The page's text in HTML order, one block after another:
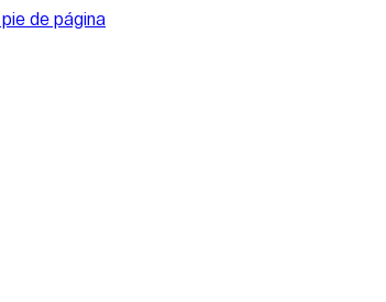
de página